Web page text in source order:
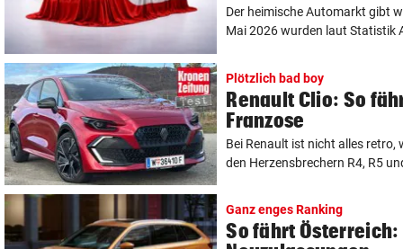
Der heimische Automarkt gibt
Mai 2026 wurden laut Statistik
Plötzlich bad boy
Renault Clio: So
Franzose
Bei Renault ist nicht alles retro,
den Herzensbrechern R4, R5
Ganz enges Ranking
So fährt Österreich: